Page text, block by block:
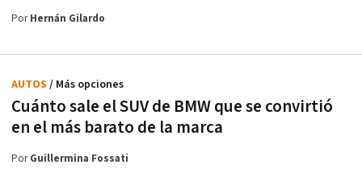
PorHernán Gilardo
Cuánto sale el SUV de BMW que se convirtió
en el más barato de la marca
AUTOS / Más opciones
PorGuillermina Fossati